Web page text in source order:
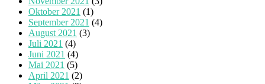
Oktober 2021 (1)
September 2021 (4)
August 2021 (3)
Juli 2021 (4)
Juni 2021 (4)
Mai 2021 (5)
April 2021 (2)